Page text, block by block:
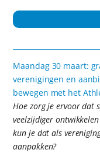
Maandag 30 maart:
verenigingen en
bewegen met het
Hoe zorg je ervoor dat
veelzijdiger
kun je dat als
aanpakken?